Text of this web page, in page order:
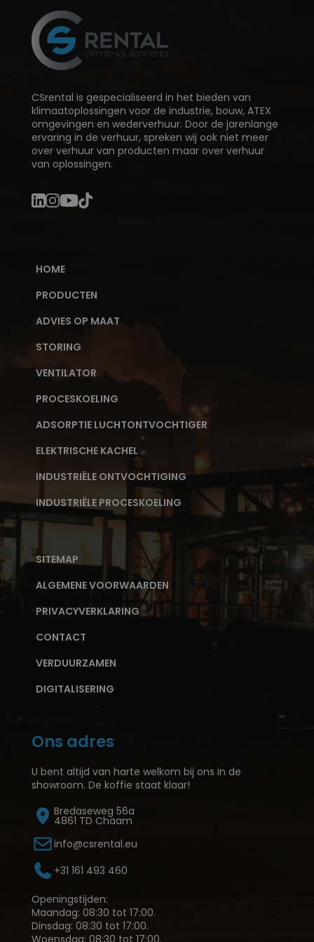
CSrental is gespecialiseerd in het bieden van
klimaatoplossingen voor de industrie, bouw, ATEX
omgevingen en wederverhuur. Door de jarenlange
ervaring in de verhuur, spreken wij ook niet meer
over verhuur van producten maar over verhuur
van oplossingen.
HOME
PRODUCTEN
ADVIES OP MAAT
STORING
VENTILATOR
PROCESKOELING
ADSORPTIE LUCHTONTVOCHTIGER
ELEKTRISCHE KACHEL
INDUSTRIËLE ONTVOCHTIGING
INDUSTRIËLE PROCESKOELING
SITEMAP
ALGEMENE VOORWAARDEN
PRIVACYVERKLARING
CONTACT
VERDUURZAMEN
DIGITALISERING
Ons adres
U bent altijd van harte welkom bij ons in de
showroom. De koffie staat klaar!
Bredaseweg 56a
4861 TD Chaam
info@csrental.eu
+31 161 493 460
Openingstijden:
Maandag: 08:30 tot 17:00.
Dinsdag: 08:30 tot 17:00.